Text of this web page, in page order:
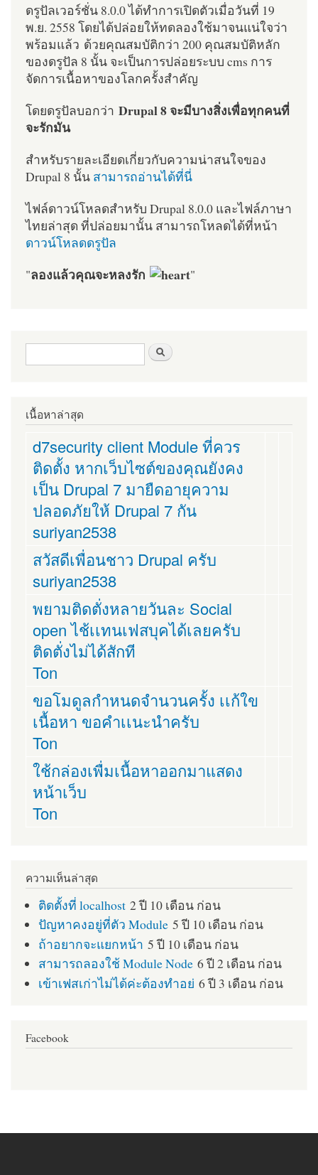
ดรูปัลเวอร์ชั่น 8.0.0 ได้ทำการเปิดตัวเมื่อวันที่ 19
พ.ย. 2558 โดยได้ปล่อยให้ทดลองใช้มาจนแน่ใจว่า
พร้อมแล้ว ด้วยคุณสมบัติกว่า 200 คุณสมบัติหลัก
ของดรูปัล 8 นั้น จะเป็นการปล่อยระบบ cms การ
จัดการเนื้อหาของโลกครั้งสำคัญ
โดยดรูปัลบอกว่า Drupal 8 จะมีบางสิ่งเพื่อทุกคนที่
จะรักมัน
สำหรับรายละเอียดเกี่ยวกับความน่าสนใจของ
Drupal 8 นั้น สามารถอ่านได้ที่นี่
ไฟล์ดาวน์โหลดสำหรับ Drupal 8.0.0 และไฟล์ภาษา
ไทยล่าสุด ที่ปล่อยมานั้น สามารถโหลดได้ที่หน้า
ดาวน์โหลดดรูปัล
"ลองแล้วคุณจะหลงรัก "
ฟอร์มค้นหา
เนื้อหาล่าสุด
d7security client Module ที่ควร
ติดตั้ง หากเว็บไซต์ของคุณยังคง
เป็น Drupal 7 มายืดอายุความ
ปลอดภัยให้ Drupal 7 กัน
suriyan2538
สวัสดีเพื่อนชาว Drupal ครับ
suriyan2538
พยามติดตั่งหลายวันละ Social
open ไช้เเทนเฟสบุคได้เลยครับ
ติดตั่งไม่ได้สักที
Ton
ขอโมดูลกำหนดจำนวนครั้ง เเก้ใข
เนื้อหา ขอคำเเนะนำครับ
Ton
ใช้กล่องเพื่มเนื้อหาออกมาแสดง
หน้าเว็บ
Ton
ความเห็นล่าสุด
ติดตั้งที่ localhost 2 ปี 10 เดือน ก่อน
ปัญหาคงอยู่ที่ตัว Module 5 ปี 10 เดือน ก่อน
ถ้าอยากจะแยกหน้า 5 ปี 10 เดือน ก่อน
สามารถลองใช้ Module Node 6 ปี 2 เดือน ก่อน
เข้าเฟสเก่าไม่ได้ค่ะต้องทำอย่ 6 ปี 3 เดือน ก่อน
Facebook